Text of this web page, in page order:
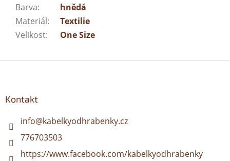
Barva:
hnědá
Materiál:
Textilie
Velikost: One Size
Kontakt
info@kabelkyodhrabenky.cz
776703503
https://www.facebook.com/kabelkyodhrabenky